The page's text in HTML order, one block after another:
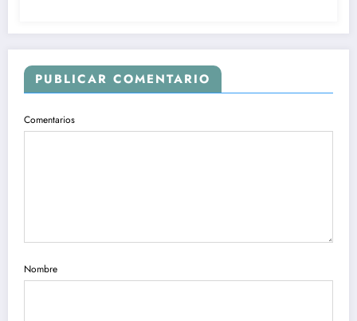
PUBLICAR COMENTARIO
Comentarios
Nombre